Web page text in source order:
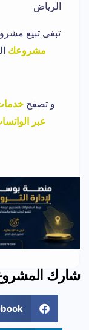
الرياض
تبغى تبيع
مشروعك
و تصفح
عبر
شارك